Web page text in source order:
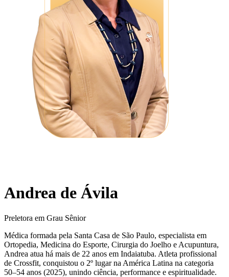
Andrea de Ávila
Preletora em Grau Sênior
Médica formada pela Santa Casa de São Paulo, especialista em
Ortopedia, Medicina do Esporte, Cirurgia do Joelho e Acupuntura,
Andrea atua há mais de 22 anos em Indaiatuba. Atleta profissional
de Crossfit, conquistou o 2º lugar na América Latina na categoria
50–54 anos (2025), unindo ciência, performance e espiritualidade.